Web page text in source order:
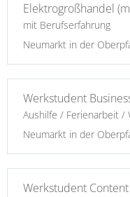
Elektrogroßhandel
mit Berufserfahrung
Neumarkt in der
Werkstudent
Aushilfe / Ferienarbeit /
Neumarkt in der
Werkstudent